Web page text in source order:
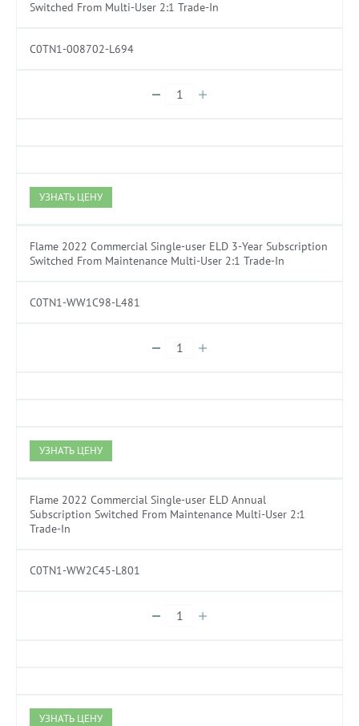
Switched From Multi-User 2:1 Trade-In
C0TN1-008702-L694
УЗНАТЬ ЦЕНУ
Flame 2022 Commercial Single-user ELD 3-Year Subscription
Switched From Maintenance Multi-User 2:1 Trade-In
C0TN1-WW1C98-L481
УЗНАТЬ ЦЕНУ
Flame 2022 Commercial Single-user ELD Annual
Subscription Switched From Maintenance Multi-User 2:1
Trade-In
C0TN1-WW2C45-L801
УЗНАТЬ ЦЕНУ